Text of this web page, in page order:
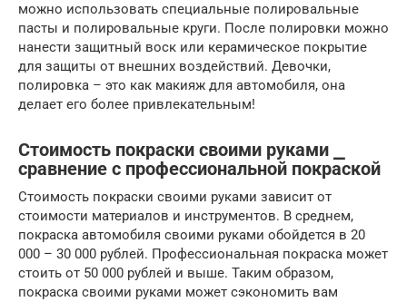
можно использовать специальные полировальные
пасты и полировальные круги. После полировки можно
нанести защитный воск или керамическое покрытие
для защиты от внешних воздействий. Девочки,
полировка – это как макияж для автомобиля, она
делает его более привлекательным!
Стоимость покраски своими руками ⎯
сравнение с профессиональной покраской
Стоимость покраски своими руками зависит от
стоимости материалов и инструментов. В среднем,
покраска автомобиля своими руками обойдется в 20
000 – 30 000 рублей. Профессиональная покраска может
стоить от 50 000 рублей и выше. Таким образом,
покраска своими руками может сэкономить вам